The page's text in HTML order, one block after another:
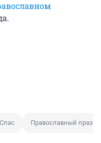
Православный